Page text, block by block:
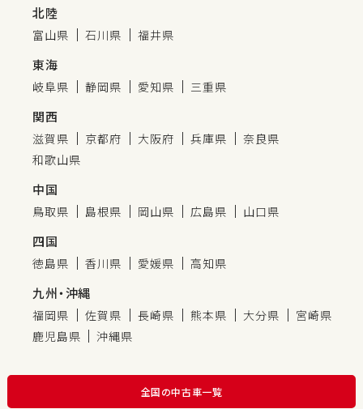
北陸
富山県 石川県 福井県
東海
岐阜県 静岡県 愛知県 三重県
関西
滋賀県 京都府 大阪府 兵庫県
奈良県
和歌山県
中国
鳥取県 島根県 岡山県 広島県 山口県
四国
徳島県 香川県 愛媛県 高知県
九州・沖縄
福岡県 佐賀県 長崎県 熊本県 大分県
宮崎県
鹿児島県
沖縄県
全国の中古車一覧